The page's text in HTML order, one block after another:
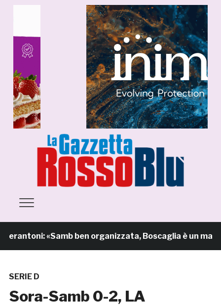
«Samb ben organizzata, Boscaglia è un maestro
SERIE D
Sora-Samb 0-2, LA